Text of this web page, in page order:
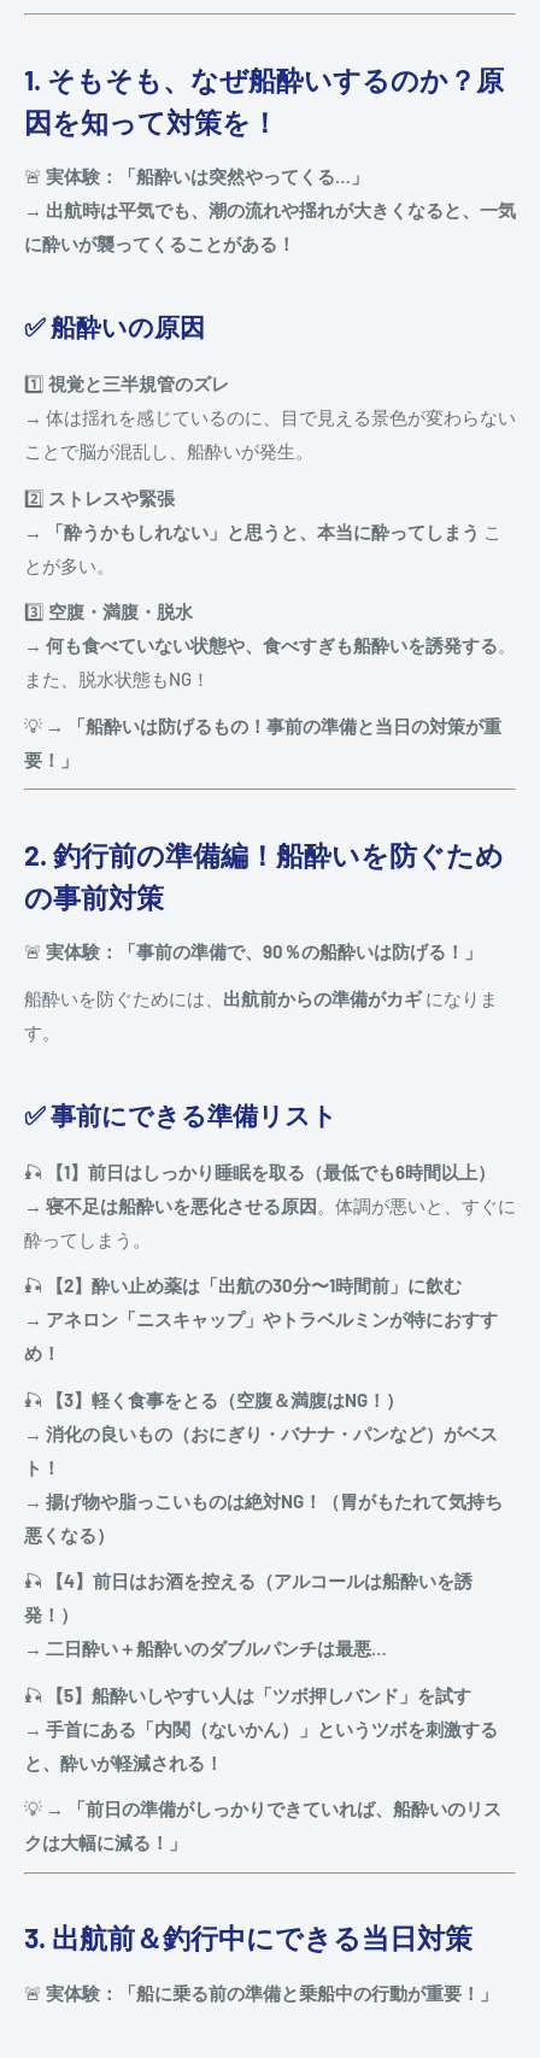
1. そもそも、なぜ船酔いするのか？原
因を知って対策を！
🚨 実体験：「船酔いは突然やってくる…」
→ 出航時は平気でも、潮の流れや揺れが大きくなると、一気
に酔いが襲ってくることがある！
✅ 船酔いの原因
1️⃣ 視覚と三半規管のズレ
→ 体は揺れを感じているのに、目で見える景色が変わらない
ことで脳が混乱し、船酔いが発生。
2️⃣ ストレスや緊張
→
「酔うかもしれない」と思うと、本当に酔ってしまう こ
とが多い。
3️⃣ 空腹・満腹・脱水
→ 何も食べていない状態や、食べすぎも船酔いを誘発する。
また、脱水状態もNG！
💡 → 「船酔いは防げるもの！事前の準備と当日の対策が重
要！」
2. 釣行前の準備編！船酔いを防ぐため
の事前対策
🚨 実体験：「事前の準備で、90％の船酔いは防げる！」
船酔いを防ぐためには、 出航前からの準備がカギになりま
す。
✅ 事前にできる準備リスト
🎣
【1】前日はしっかり睡眠を取る（最低でも6時間以上）
→ 寝不足は船酔いを悪化させる原因 。体調が悪いと、すぐに
酔ってしまう。
🎣
【2】酔い止め薬は「出航の30分〜1時間前」に飲む
→ アネロン「ニスキャップ」やトラベルミンが特におすす
め！
🎣
【3】軽く食事をとる（空腹＆満腹はNG！）
→ 消化の良いもの（おにぎり・バナナ・パンなど）がベス
ト！
→ 揚げ物や脂っこいものは絶対NG！（胃がもたれて気持ち
悪くなる）
🎣
【4】前日はお酒を控える（アルコールは船酔いを誘
発！）
→ 二日酔い＋船酔いのダブルパンチは最悪…
🎣
【5】船酔いしやすい人は「ツボ押しバンド」を試す
→ 手首にある「内関（ないかん）」というツボを刺激する
と、酔いが軽減される！
💡 → 「前日の準備がしっかりできていれば、船酔いのリス
クは大幅に減る！」
3. 出航前＆釣行中にできる当日対策
🚨 実体験：「船に乗る前の準備と乗船中の行動が重要！」